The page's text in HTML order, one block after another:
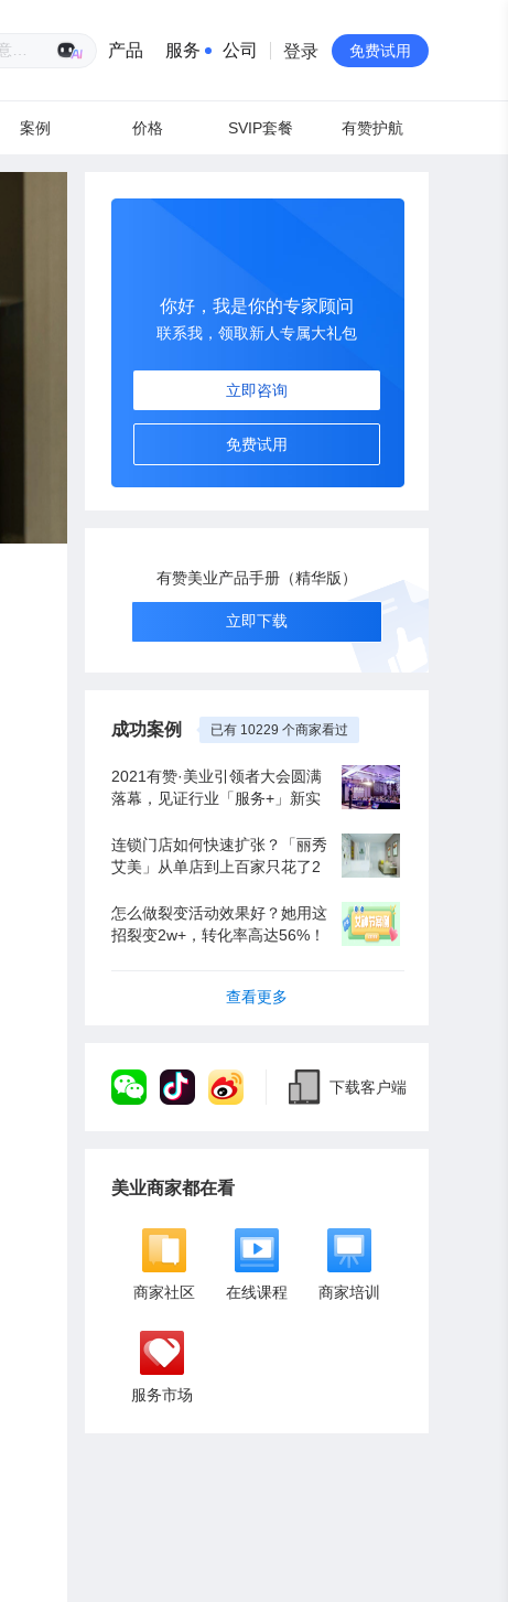
生意专家
产品 服务 公司
有赞简介
有赞公益
站点地图
登录 免费试用
案例 价格 SVIP套餐 有赞护航
你好，我是你的专家顾问
联系我，领取新人专属大礼包
立即咨询
免费试用
有赞美业产品手册（精华版）
立即下载
成功案例 已有 10229 个商家看过
2021有赞·美业引领者大会圆满
落幕，见证行业「服务+」新实
连锁门店如何快速扩张？「丽秀
艾美」从单店到上百家只花了2
怎么做裂变活动效果好？她用这
招裂变2w+，转化率高达56%！
查看更多
下载客户端
美业商家都在看
商家社区 在线课程 商家培训
服务市场